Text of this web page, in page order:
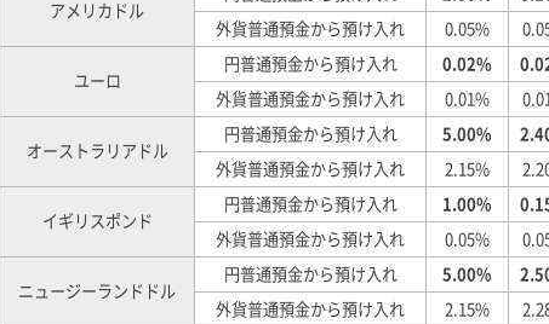
アメリカドル
外貨普通預金から預け入れ
0.05%
ユーロ
円普通預金から預け入れ 0.02%
外貨普通預金から預け入れ
0.01%
オーストラリアドル
円普通預金から預け入れ 5.00%
外貨普通預金から預け入れ
2.15%
イギリスポンド
円普通預金から預け入れ 1.00%
外貨普通預金から預け入れ
0.05%
ニュージーランドドル
円普通預金から預け入れ 5.00%
外貨普通預金から預け入れ
2.15%